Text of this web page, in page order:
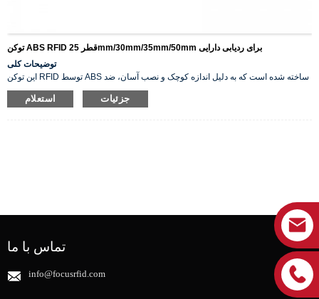
توکن ABS RFID قطر 25mm/30mm/35mm/50mm برای ردیابی دارایی
توضیحات کلی
این توکن RFID توسط ABS ساخته شده است که به دلیل اندازه کوچک و نصب آسان، ضد
آب بودن و مناسب بودن برای کاربردهای فضای باز، گزینه‌های خوبی برای ردیابی و
شناسایی دارایی‌ها است. این تگ با تراشه NFC 13.56 مگاهرتز یا تراشه‌های UHF تعبیه
استعلام جزئیات
تماس با ما
info@focusrfid.com